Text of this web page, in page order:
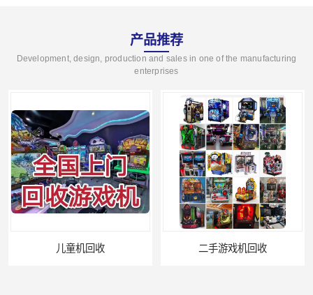
产品推荐
Development, design, production and sales in one of the manufacturing
enterprises
儿童机回收 二手游戏机回收